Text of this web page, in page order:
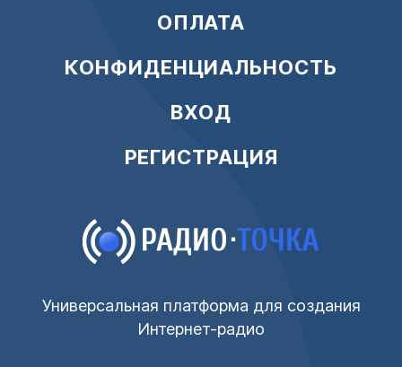
ОПЛАТА
КОНФИДЕНЦИАЛЬНОСТЬ
ВХОД
РЕГИСТРАЦИЯ
Универсальная платформа для создания
Интернет-радио